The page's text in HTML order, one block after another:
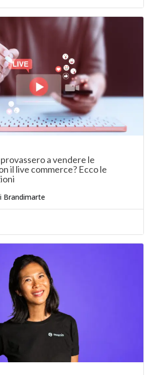
a vendere le
il live commerce? Ecco le
Brandimarte